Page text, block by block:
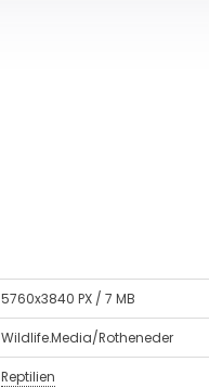
5760x3840 PX / 7 MB
Wildlife.Media/Rotheneder
Reptilien